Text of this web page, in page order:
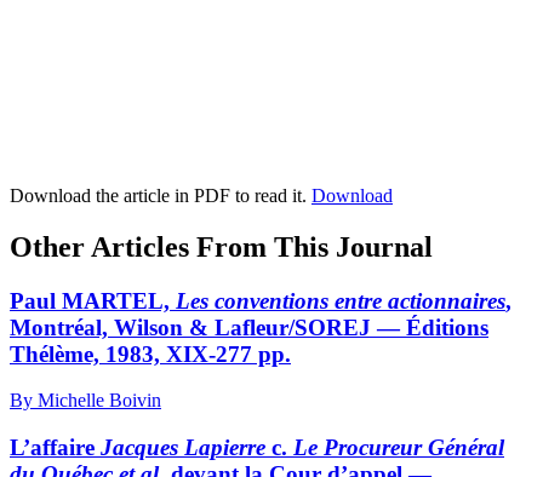
Download the article in PDF to read it. Download
Other Articles From This Journal
Paul MARTEL, Les conventions entre actionnaires,
Montréal, Wilson & Lafleur/SOREJ — Éditions
Thélème, 1983, XIX-277 pp.
By Michelle Boivin
L’affaire Jacques Lapierre c. Le Procureur Général